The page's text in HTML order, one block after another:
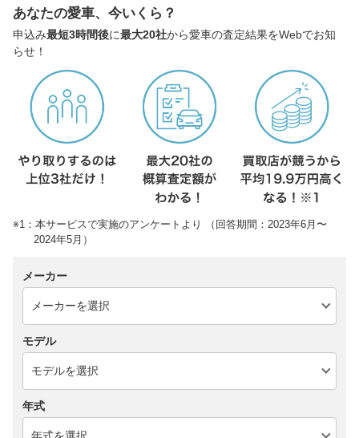
あなたの愛車、今いくら？
申込み最短3時間後に最大20社から愛車の査定結果をWebでお知
らせ！
※1：本サービスで実施のアンケートより （回答期間：2023年6月〜
2024年5月）
メーカー
モデル
年式